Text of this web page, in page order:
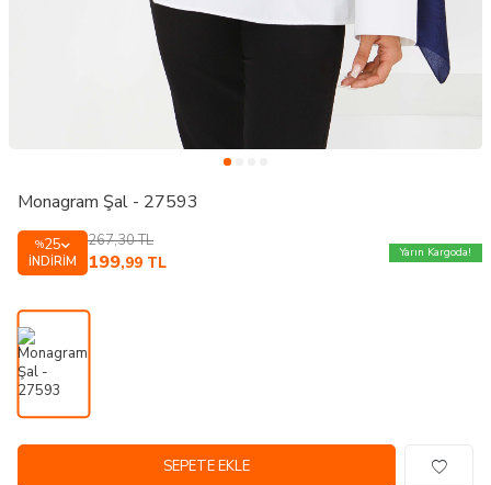
Monagram Şal - 27593
%25
İNDIRIM
267,30TL
199,99 TL
Yarın Kargoda!
SEPETE EKLE